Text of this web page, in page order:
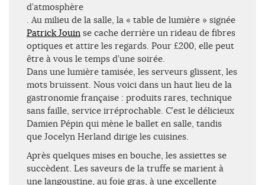
d’atmosphère
. Au milieu de la salle, la « table de lumière » signée
Patrick Jouin se cache derrière un rideau de fibres
optiques et attire les regards. Pour £200, elle peut
être à vous le temps d’une soirée.
Dans une lumière tamisée, les serveurs glissent, les
mots bruissent. Nous voici dans un haut lieu de la
gastronomie française : produits rares, technique
sans faille, service irréprochable. C’est le délicieux
Damien Pépin qui mène le ballet en salle, tandis
que Jocelyn Herland dirige les cuisines.
Après quelques mises en bouche, les assiettes se
succèdent. Les saveurs de la truffe se marient à
une langoustine, au foie gras, à une excellente